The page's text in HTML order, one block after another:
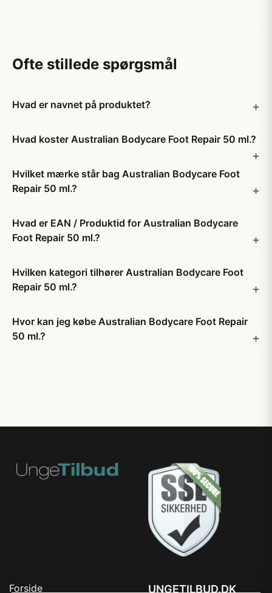
Ofte stillede spørgsmål
Hvad er navnet på produktet?
Hvad koster Australian Bodycare Foot Repair 50 ml.?
Hvilket mærke står bag Australian Bodycare Foot
Repair 50 ml.?
Hvad er EAN / Produktid for Australian Bodycare
Foot Repair 50 ml.?
Hvilken kategori tilhører Australian Bodycare Foot
Repair 50 ml.?
Hvor kan jeg købe Australian Bodycare Foot Repair
50 ml.?
Forside UNGETILBUD.DK